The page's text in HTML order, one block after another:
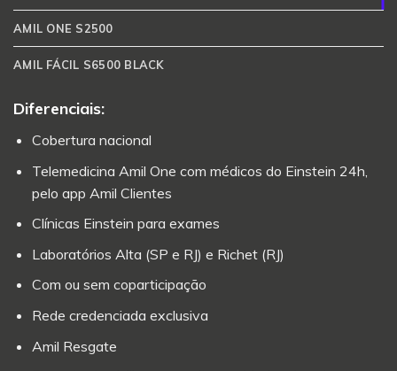
AMIL ONE S2500
AMIL FÁCIL S6500 BLACK
Diferenciais:
Cobertura nacional
Telemedicina Amil One com médicos do Einstein 24h,
pelo app Amil Clientes
Clínicas Einstein para exames
Laboratórios Alta (SP e RJ) e Richet (RJ)
Com ou sem coparticipação
Rede credenciada exclusiva
Amil Resgate